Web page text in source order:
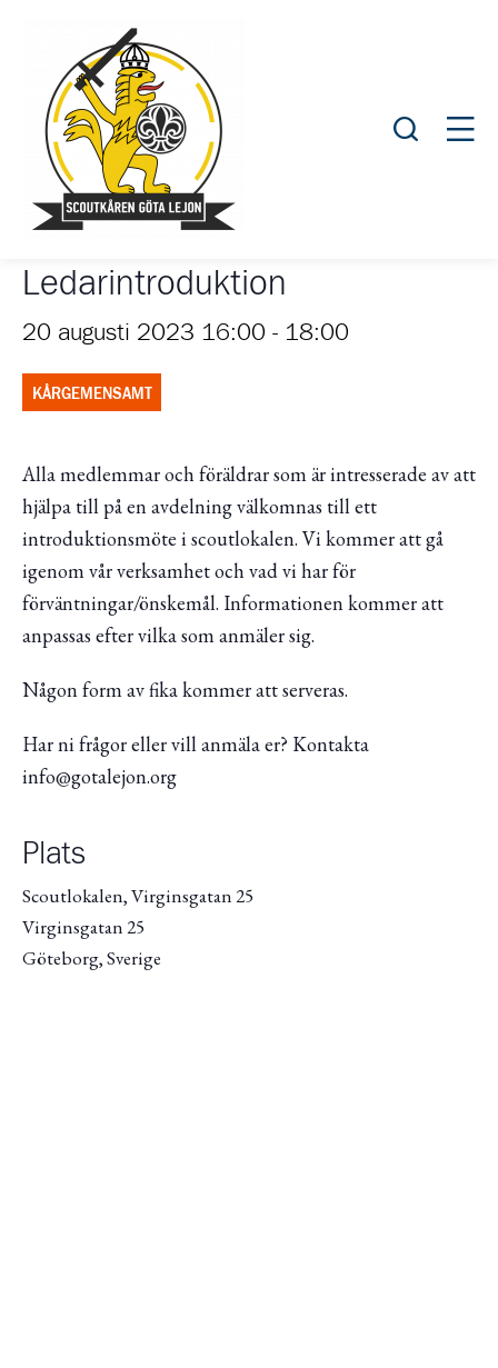
Öppna
Ledarintroduktion
20 augusti 2023 16:00 - 18:00
KÅRGEMENSAMT
Alla medlemmar och föräldrar som är intresserade av att
hjälpa till på en avdelning välkomnas till ett
introduktionsmöte i scoutlokalen. Vi kommer att gå
igenom vår verksamhet och vad vi har för
förväntningar/önskemål. Informationen kommer att
anpassas efter vilka som anmäler sig.
Någon form av fika kommer att serveras.
Har ni frågor eller vill anmäla er? Kontakta
info@gotalejon.org
Plats
Scoutlokalen, Virginsgatan 25
Virginsgatan 25
Göteborg,Sverige